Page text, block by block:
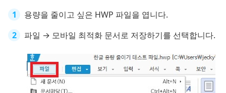
용량을 줄이고 싶은 HWP 파일을 엽니다.
파일 → 모바일 최적화 문서로 저장하기를 선택합니다.